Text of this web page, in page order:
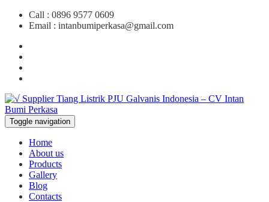
Call : 0896 9577 0609
Email : intanbumiperkasa@gmail.com
Toggle navigation
Home
About us
Products
Gallery
Blog
Contacts